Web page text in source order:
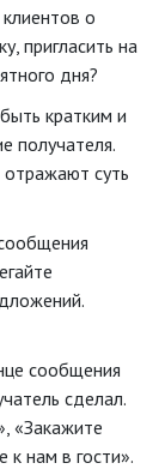
о
пригласить на
дня?
кратким и
получателя.
суть
сообщения
сделал.
«Закажите
к нам в гости».